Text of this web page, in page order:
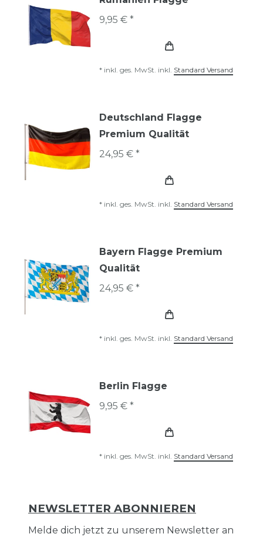
9,95 € *
* inkl. ges. MwSt. inkl. Standard Versand
Deutschland Flagge
Premium Qualität
24,95 € *
* inkl. ges. MwSt. inkl. Standard Versand
Bayern Flagge Premium
Qualität
24,95 € *
* inkl. ges. MwSt. inkl. Standard Versand
Berlin Flagge
9,95 € *
* inkl. ges. MwSt. inkl. Standard Versand
NEWSLETTER ABONNIEREN
Melde dich jetzt zu unserem Newsletter an